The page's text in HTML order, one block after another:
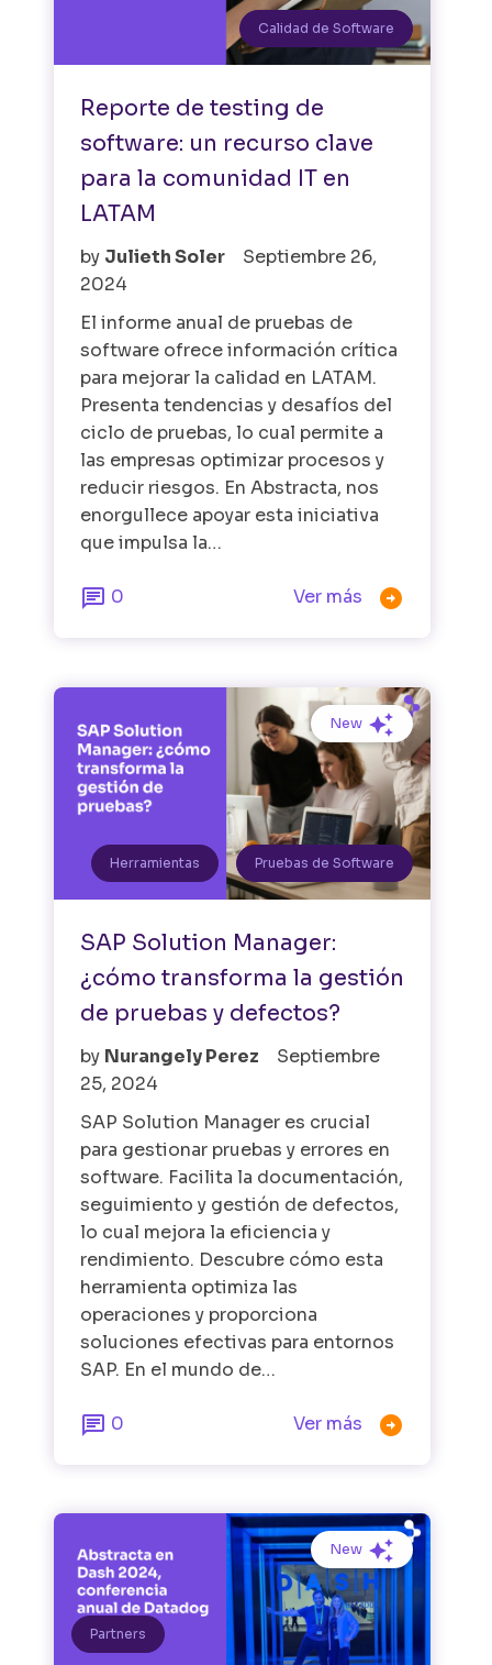
Calidad de Software
Reporte de testing de
software: un recurso clave
para la comunidad IT en
LATAM
by Julieth Soler
Septiembre 26,
2024
El informe anual de pruebas de
software ofrece información crítica
para mejorar la calidad en LATAM.
Presenta tendencias y desafíos del
ciclo de pruebas, lo cual permite a
las empresas optimizar procesos y
reducir riesgos. En Abstracta, nos
enorgullece apoyar esta iniciativa
que impulsa la…
 0 Ver más 
New
Herramientas Pruebas de Software
SAP Solution Manager:
¿cómo transforma la gestión
de pruebas y defectos?
by Nurangely Perez
Septiembre
25, 2024
SAP Solution Manager es crucial
para gestionar pruebas y errores en
software. Facilita la documentación,
seguimiento y gestión de defectos,
lo cual mejora la eficiencia y
rendimiento. Descubre cómo esta
herramienta optimiza las
operaciones y proporciona
soluciones efectivas para entornos
SAP. En el mundo de…
 0 Ver más 
New
Partners